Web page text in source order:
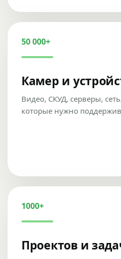
50 000+
Камер и
Видео, СКУД, серверы,
которые нужно
1000+
Проектов и